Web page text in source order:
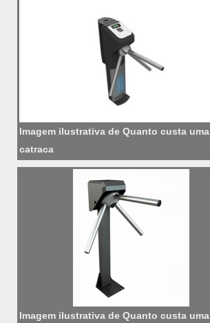
Imagem ilustrativa de Quanto custa uma
catraca
Imagem ilustrativa de Quanto custa uma